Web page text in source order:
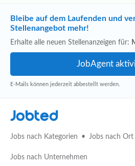
Bleibe auf dem Laufenden und
Stellenangebot mehr!
Erhalte alle neuen Stellenanzeigen für:
E-Mails können jederzeit abbestellt werden.
Jobted
Jobs nach Kategorien Jobs nach Ort
Jobs nach Unternehmen